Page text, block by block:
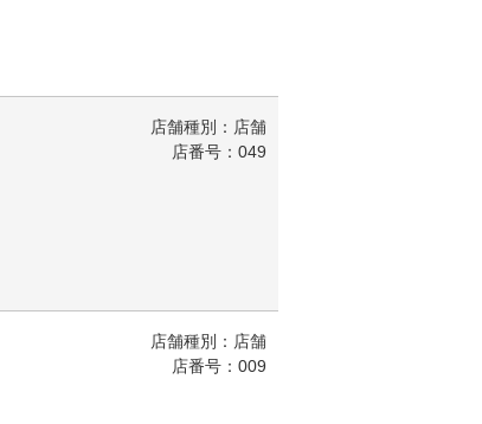
店舗種別：店舗
店番号：049
店舗種別：店舗
店番号：009